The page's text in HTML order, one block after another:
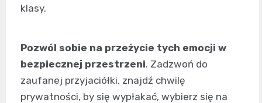
klasy.
Pozwól sobie na przeżycie tych emocji w
bezpiecznej przestrzeni. Zadzwoń do
zaufanej przyjaciółki, znajdź chwilę
prywatności, by się wypłakać, wybierz się na